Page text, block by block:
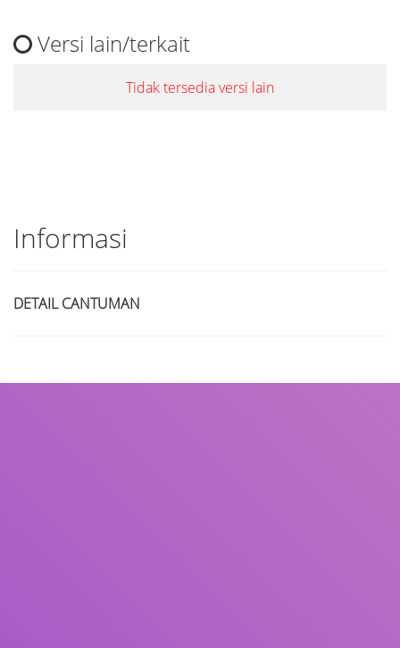
Versi lain/terkait
Tidak tersedia versi lain
Informasi
DETAIL CANTUMAN